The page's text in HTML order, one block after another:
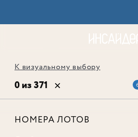
К визуальному выбору
0 из 371
НОМЕРА ЛОТОВ